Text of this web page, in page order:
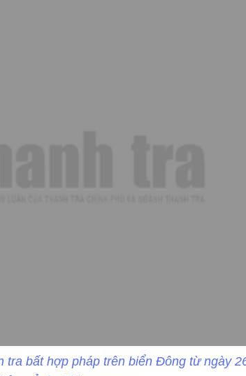
tra bất hợp pháp trên biển Đông từ ngày